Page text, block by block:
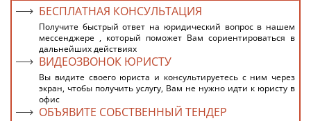
БЕСПЛАТНАЯ КОНСУЛЬТАЦИЯ
Получите быстрый ответ на юридический вопрос в нашем
мессенджере , который поможет Вам сориентироваться в
дальнейших действиях
ВИДЕОЗВОНОК ЮРИСТУ
Вы видите своего юриста и консультируетесь с ним через
экран, чтобы получить услугу, Вам не нужно идти к юристу в
офис
ОБЪЯВИТЕ СОБСТВЕННЫЙ ТЕНДЕР